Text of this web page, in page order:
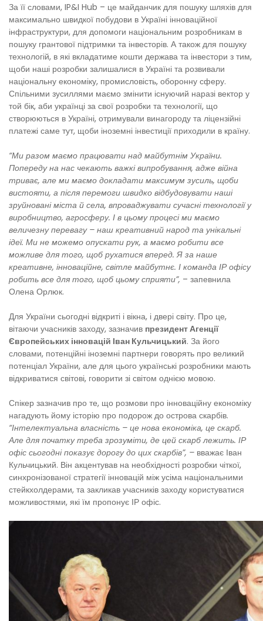
За її словами, IP&I Hub – це майданчик для пошуку шляхів для
максимально швидкої побудови в Україні інноваційної
інфраструктури, для допомоги національним розробникам в
пошуку грантової підтримки та інвесторів. А також для пошуку
технологій, в які вкладатиме кошти держава та інвестори з тим,
щоби наші розробки залишалися в Україні та розвивали
національну економіку, промисловість, оборонну сферу.
Спільними зусиллями маємо змінити існуючий наразі вектор у
той бік, аби українці за свої розробки та технології, що
створюються в Україні, отримували винагороду та ліцензійні
платежі саме тут, щоби іноземні інвестиції приходили в країну.
“Ми разом маємо працювати над майбутнім України.
Попереду на нас чекають важкі випробування, адже війна
триває, але ми маємо докладати максимум зусиль, щоби
вистояти, а після перемоги швидко відбудовувати наші
зруйновані міста й села, впроваджувати сучасні технології у
виробництво, агросферу. І в цьому процесі ми маємо
величезну перевагу – наш креативний народ та унікальні
ідеї. Ми не можемо опускати рук, а маємо робити все
можливе для того, щоб рухатися вперед. Я за наше
креативне, інноваційне, світле майбутнє. І команда ІР офісу
робить все для того, щоб цьому сприяти”, – запевнила
Олена Орлюк.
Для України сьогодні відкриті і вікна, і двері світу. Про це,
вітаючи учасників заходу, зазначив президент Агенції
Європейських інновацій Іван Кульчицький. За його
словами, потенційні іноземні партнери говорять про великий
потенціал України, але для цього українські розробники мають
відкриватися світові, говорити зі світом однією мовою.
Спікер зазначив про те, що розмови про інноваційну економіку
нагадують йому історію про подорож до острова скарбів.
“Інтелектуальна власність – це нова економіка, це скарб.
Але для початку треба зрозуміти, де цей скарб лежить. ІР
офіс сьогодні показує дорогу до цих скарбів”, – вважає Іван
Кульчицький. Він акцентував на необхідності розробки чіткої,
синхронізованої стратегії інновацій між усіма національними
стейкхолдерами, та закликав учасників заходу користуватися
можливостями, які їм пропонує ІР офіс.